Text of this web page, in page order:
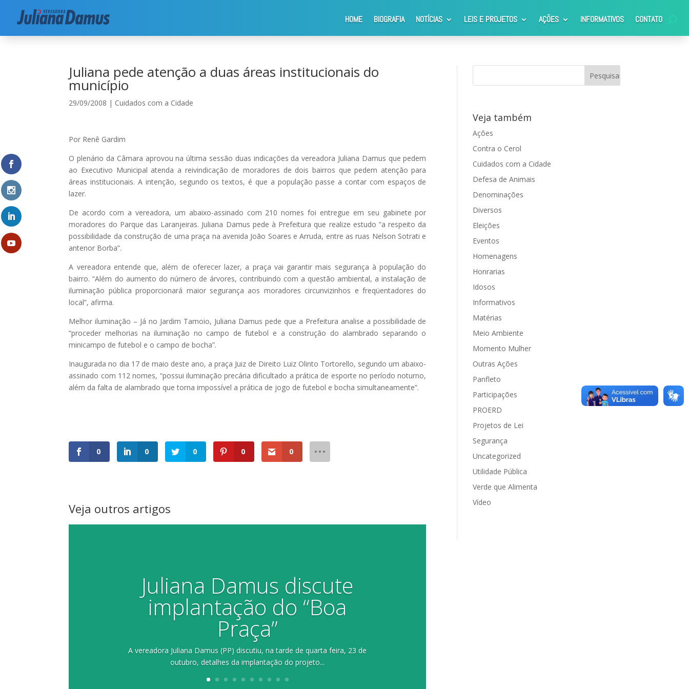
HOME BIOGRAFIA NOTÍCIAS LEIS E PROJETOS AÇÕES INFORMATIVOS CONTATO
Início|Cuidados com a Cidade Juliana pede atenção a duas áreas institucionais do município
Juliana pede atenção a duas áreas institucionais do
município
29/09/2008 | Cuidados com a Cidade
Por Renê Gardim
O plenário da Câmara aprovou na última sessão duas indicações da vereadora Juliana Damus que pedem
ao Executivo Municipal atenda a reivindicação de moradores de dois bairros que pedem atenção para
áreas institucionais. A intenção, segundo os textos, é que a população passe a contar com espaços de
lazer.
De acordo com a vereadora, um abaixo-assinado com 210 nomes foi entregue em seu gabinete por
moradores do Parque das Laranjeiras. Juliana Damus pede à Prefeitura que realize estudo ”a respeito da
possibilidade da construção de uma praça na avenida João Soares e Arruda, entre as ruas Nelson Sotrati e
antenor Borba”.
A vereadora entende que, além de oferecer lazer, a praça vai garantir mais segurança à população do
bairro. “Além do aumento do número de árvores, contribuindo com a questão ambiental, a instalação de
iluminação pública proporcionará maior segurança aos moradores circunvizinhos e freqüentadores do
local”, afirma.
Melhor iluminação – Já no Jardim Tamoio, Juliana Damus pede que a Prefeitura analise a possibilidade de
“proceder melhorias na iluminação no campo de futebol e a construção do alambrado separando o
minicampo de futebol e o campo de bocha”.
Inaugurada no dia 17 de maio deste ano, a praça Juiz de Direito Luiz Olinto Tortorello, segundo um abaixo-
assinado com 112 nomes, “possui iluminação precária dificultado a prática de esporte no período noturno,
além da falta de alambrado que torna impossível a prática de jogo de futebol e bocha simultaneamente”.
0 0 0 0 0
Veja outros artigos
Juliana Damus discute
implantação do “Boa
Praça”
A vereadora Juliana Damus (PP) discutiu, na tarde de quarta feira, 23 de
outubro, detalhes da implantação do projeto...
Veja também
Ações
Contra o Cerol
Cuidados com a Cidade
Defesa de Animais
Denominações
Diversos
Eleições
Eventos
Homenagens
Honrarias
Idosos
Informativos
Matérias
Meio Ambiente
Momento Mulher
Outras Ações
Panfleto
Participações
PROERD
Projetos de Lei
Segurança
Uncategorized
Utilidade Pública
Verde que Alimenta
Vídeo